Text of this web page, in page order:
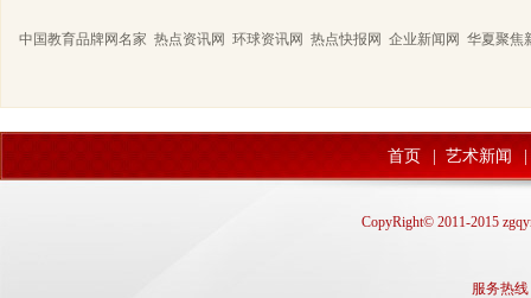
中国教育品牌网名家 热点资讯网 环球资讯网 热点快报网 企业新闻网 华夏聚焦
首页 艺术新闻 |
CopyRight© 2011-2015
服务热线